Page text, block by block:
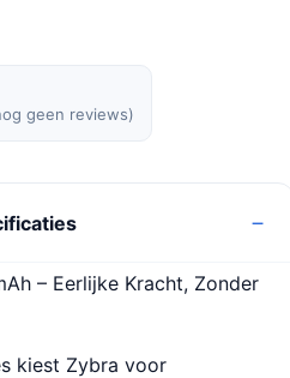
geen reviews)
– Eerlijke Kracht, Zonder
kiest Zybra voor